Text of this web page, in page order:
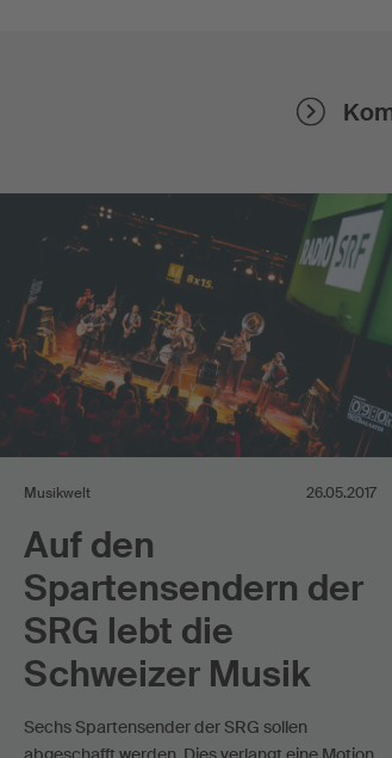
Musikwelt 26.05.2017
Auf den
Spartensendern der
SRG lebt die
Schweizer Musik
Sechs Spartensender der SRG sollen